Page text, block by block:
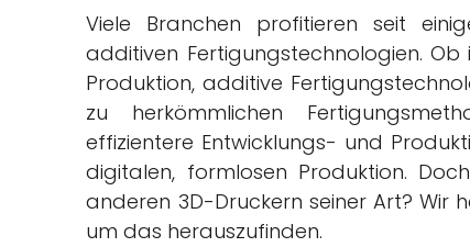
Viele Branchen profitieren seit
additiven Fertigungstechnologien.
Produktion, additive
zu herkömmlichen
effizientere Entwicklungs- und
digitalen, formlosen Produktion.
anderen 3D-Druckern seiner Art?
um das herauszufinden.